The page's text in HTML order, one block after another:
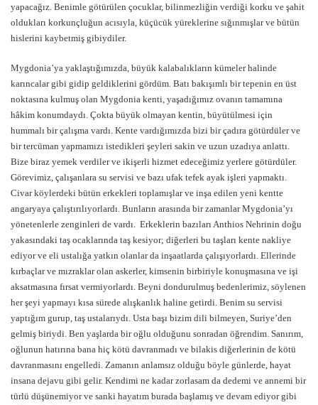
yapacağız. Benimle götürülen çocuklar, bilinmezliğin verdiği korku ve şahit
oldukları korkunçluğun acısıyla, küçücük yüreklerine sığınmışlar ve bütün
hislerini kaybetmiş gibiydiler.
Mygdonia’ya yaklaştığımızda, büyük kalabalıkların kümeler halinde
karıncalar gibi gidip geldiklerini gördüm. Batı bakışımlı bir tepenin en üst
noktasına kulmuş olan Mygdonia kenti, yaşadığımız ovanın tamamına
hâkim konumdaydı. Çokta büyük olmayan kentin, büyütülmesi için
hummalı bir çalışma vardı. Kente vardığımızda bizi bir çadıra götürdüler ve
bir tercüman yapmamızı istedikleri şeyleri sakin ve uzun uzadıya anlattı.
Bize biraz yemek verdiler ve ikişerli hizmet edeceğimiz yerlere götürdüler.
Görevimiz, çalışanlara su servisi ve bazı ufak tefek ayak işleri yapmaktı.
Civar köylerdeki bütün erkekleri toplamışlar ve inşa edilen yeni kentte
angaryaya çalıştırılıyorlardı. Bunların arasında bir zamanlar Mygdonia’yı
yönetenlerle zenginleri de vardı. Erkeklerin bazıları Anthios Nehrinin doğu
yakasındaki taş ocaklarında taş kesiyor; diğerleri bu taşları kente nakliye
ediyor ve eli ustalığa yatkın olanlar da inşaatlarda çalışıyorlardı. Ellerinde
kırbaçlar ve mızraklar olan askerler, kimsenin birbiriyle konuşmasına ve işi
aksatmasına fırsat vermiyorlardı. Beyni dondurulmuş bedenlerimiz, söylenen
her şeyi yapmayı kısa sürede alışkanlık haline getirdi. Benim su servisi
yaptığım gurup, taş ustalarıydı. Usta başı bizim dili bilmeyen, Suriye’den
gelmiş biriydi. Ben yaşlarda bir oğlu olduğunu sonradan öğrendim. Sanırım,
oğlunun hatırına bana hiç kötü davranmadı ve bilakis diğerlerinin de kötü
davranmasını engelledi. Zamanın anlamsız olduğu böyle günlerde, hayat
insana dejavu gibi gelir. Kendimi ne kadar zorlasam da dedemi ve annemi bir
türlü düşünemiyor ve sanki hayatım burada başlamış ve devam ediyor gibi